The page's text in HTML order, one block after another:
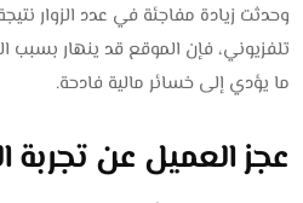
وحدثت زيادة مفاجئة في عدد الزوار
تلفزيوني، فإن الموقع قد ينهار بسبب
ما يؤدي إلى خسائر مالية فادحة.
عجز العميل عن تجربة